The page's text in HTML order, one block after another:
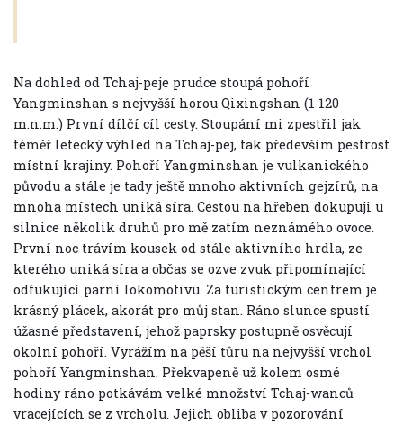
Na dohled od Tchaj-peje prudce stoupá pohoří
Yangminshan s nejvyšší horou Qixingshan (1 120
m.n.m.) První dílčí cíl cesty. Stoupání mi zpestřil jak
téměř letecký výhled na Tchaj-pej, tak především pestrost
místní krajiny. Pohoří Yangminshan je vulkanického
původu a stále je tady ještě mnoho aktivních gejzírů, na
mnoha místech uniká síra. Cestou na hřeben dokupuji u
silnice několik druhů pro mě zatím neznámého ovoce.
První noc trávím kousek od stále aktivního hrdla, ze
kterého uniká síra a občas se ozve zvuk připomínající
odfukující parní lokomotivu. Za turistickým centrem je
krásný plácek, akorát pro můj stan. Ráno slunce spustí
úžasné představení, jehož paprsky postupně osvěcují
okolní pohoří. Vyrážím na pěší tůru na nejvyšší vrchol
pohoří Yangminshan. Překvapeně už kolem osmé
hodiny ráno potkávám velké množství Tchaj-wanců
vracejících se z vrcholu. Jejich obliba v pozorování